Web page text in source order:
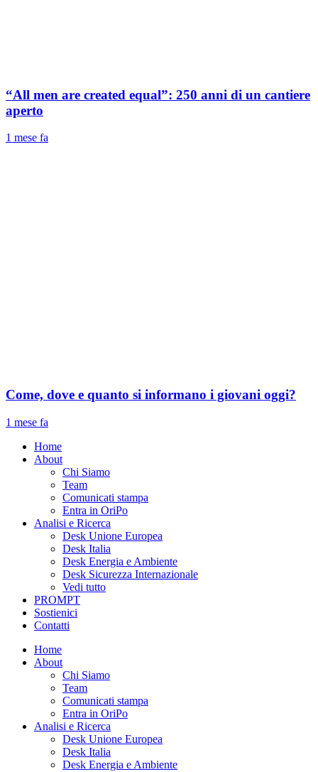
“All men are created equal”: 250 anni di un cantiere
aperto
1 mese fa
Come, dove e quanto si informano i giovani oggi?
1 mese fa
Home
About
Chi Siamo
Team
Comunicati stampa
Entra in OriPo
Analisi e Ricerca
Desk Unione Europea
Desk Italia
Desk Energia e Ambiente
Desk Sicurezza Internazionale
Vedi tutto
PROMPT
Sostienici
Contatti
Home
About
Chi Siamo
Team
Comunicati stampa
Entra in OriPo
Analisi e Ricerca
Desk Unione Europea
Desk Italia
Desk Energia e Ambiente